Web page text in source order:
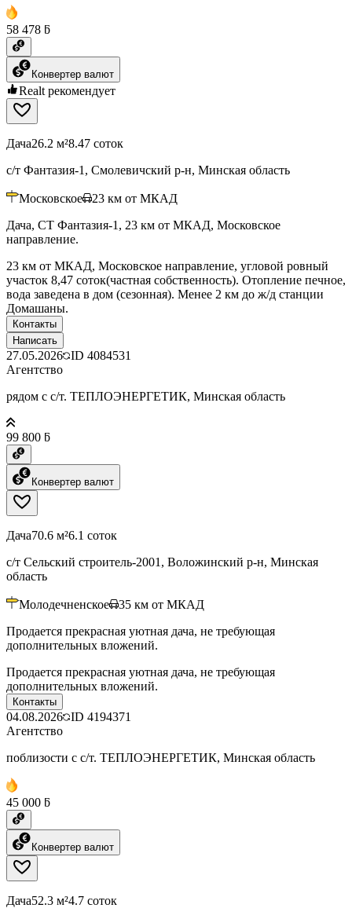
58 478 ƃ
Конвертер валют
Realt рекомендует
Дача26.2 м²8.47 соток
с/т Фантазия-1, Смолевичский р-н, Минская область
Московское 23 км от МКАД
Дача, СТ Фантазия-1, 23 км от МКАД, Московское
направление.
23 км от МКАД, Московское направление, угловой ровный
участок 8,47 соток(частная собственность). Отопление печное,
вода заведена в дом (сезонная). Менее 2 км до ж/д станции
Домашаны.
Контакты
Написать
27.05.2026 ID 4084531
Агентство
рядом с с/т. ТЕПЛОЭНЕРГЕТИК, Минская область
99 800 ƃ
Конвертер валют
Дача70.6 м²6.1 соток
с/т Сельский строитель-2001, Воложинский р-н, Минская
область
Молодечненское 35 км от МКАД
Продается прекрасная уютная дача, не требующая
дополнительных вложений.
Продается прекрасная уютная дача, не требующая
дополнительных вложений.
Контакты
04.08.2026 ID 4194371
Агентство
поблизости с с/т. ТЕПЛОЭНЕРГЕТИК, Минская область
45 000 ƃ
Конвертер валют
Дача52.3 м²4.7 соток